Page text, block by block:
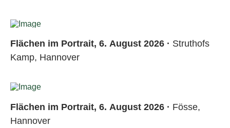
Flächen im Portrait, 6. August 2026 · Struthofs
Kamp, Hannover
Flächen im Portrait, 6. August 2026 · Fösse,
Hannover